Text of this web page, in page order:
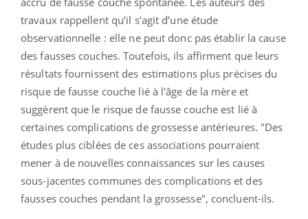
travaux rappellent qu’il s’agit d’une étude
observationnelle : elle ne peut donc pas établir la cause
des fausses couches. Toutefois, ils affirment que leurs
résultats fournissent des estimations plus précises du
risque de fausse couche lié à l'âge de la mère et
suggèrent que le risque de fausse couche est lié à
certaines complications de grossesse antérieures. "Des
études plus ciblées de ces associations pourraient
mener à de nouvelles connaissances sur les causes
sous-jacentes communes des complications et des
fausses couches pendant la grossesse", concluent-ils.